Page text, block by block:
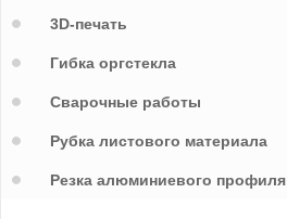
3D-печать
Гибка оргстекла
Сварочные работы
Рубка листового материала
Резка алюминиевого профиля